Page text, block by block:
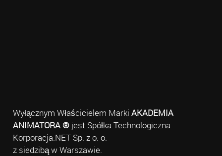
Wyłącznym Właścicielem Marki AKADEMIA
ANIMATORA ®jest Spółka Technologiczna
Korporacja.NET Sp. z o. o.
z siedzibą w Warszawie.